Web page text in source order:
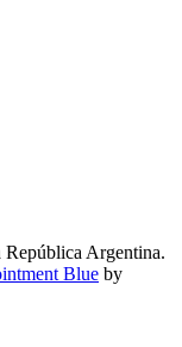
Argentina.
Blue by